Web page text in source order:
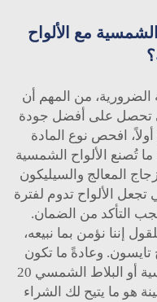
مع الألواح
الضرورية، من المهم أن
تحصل على أفضل جودة
أولاً، افحص نوع المادة
ما تُصنع الألواح الشمسية
المعالج والسيليكون
الألواح تدوم لفترة
التأكد من الضمان.
إننا نؤمن بما نبيعه،
وعادةً ما تكون
الضمانات النموذجية للألواح الشمسية أو البلاط الشمسي 20
هو ما يتيح لك الشراء